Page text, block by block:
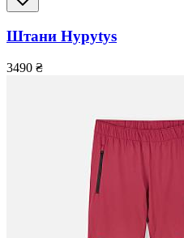
Штани Hypytys
3490 ₴